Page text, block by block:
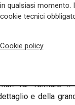
di culto e
già stati vaccinati
molti dei quali
vanno sottratti
– da coloro
non far fermare
e della
in qualsiasi momento.
cookie tecnici
Cookie policy